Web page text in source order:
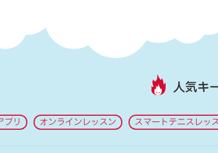
人気キ
プリ オンラインレッスン スマートテニスレッ